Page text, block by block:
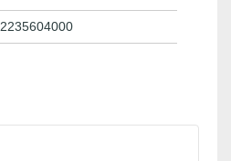
2235604000